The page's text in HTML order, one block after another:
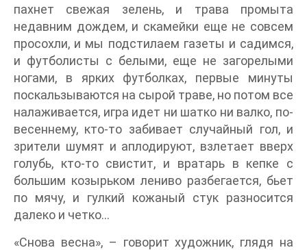
пахнет свежая зелень, и трава промыта
недавним дождем, и скамейки еще не совсем
просохли, и мы подстилаем газеты и садимся,
и футболисты с белыми, еще не загорелыми
ногами, в ярких футболках, первые минуты
поскальзываются на сырой траве, но потом все
налаживается, игра идет ни шатко ни валко, по-
весеннему, кто-то забивает случайный гол, и
зрители шумят и аплодируют, взлетает вверх
голубь, кто-то свистит, и вратарь в кепке с
большим козырьком лениво разбегается, бьет
по мячу, и гулкий кожаный стук разносится
далеко и четко…
«Снова весна», – говорит художник, глядя на